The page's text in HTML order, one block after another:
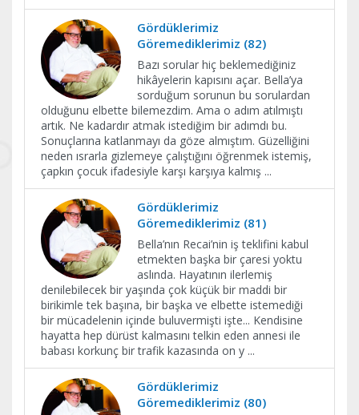
Gördüklerimiz
Göremediklerimiz (82)
Bazı sorular hiç beklemediğiniz
hikâyelerin kapısını açar. Bella’ya
sorduğum sorunun bu sorulardan
olduğunu elbette bilemezdim. Ama o adım atılmıştı
artık. Ne kadardır atmak istediğim bir adımdı bu.
Sonuçlarına katlanmayı da göze almıştım. Güzelliğini
neden ısrarla gizlemeye çalıştığını öğrenmek istemiş,
çapkın çocuk ifadesiyle karşı karşıya kalmış ...
Gördüklerimiz
Göremediklerimiz (81)
Bella’nın Recai’nin iş teklifini kabul
etmekten başka bir çaresi yoktu
aslında. Hayatının ilerlemiş
denilebilecek bir yaşında çok küçük bir maddi bir
birikimle tek başına, bir başka ve elbette istemediği
bir mücadelenin içinde buluvermişti işte... Kendisine
hayatta hep dürüst kalmasını telkin eden annesi ile
babası korkunç bir trafik kazasında on y ...
Gördüklerimiz
Göremediklerimiz (80)